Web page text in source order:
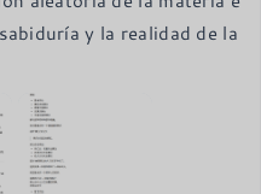
y la realidad de la